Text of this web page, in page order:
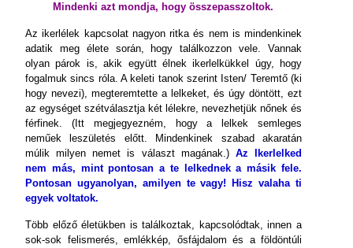
Mindenki azt mondja, hogy összepasszoltok.
Az ikerlélek kapcsolat nagyon ritka és nem is mindenkinek
adatik meg élete során, hogy találkozzon vele. Vannak
olyan párok is, akik együtt élnek ikerlelkükkel úgy, hogy
fogalmuk sincs róla. A keleti tanok szerint Isten/ Teremtő (ki
hogy nevezi), megteremtette a lelkeket, és úgy döntött, ezt
az egységet szétválasztja két lélekre, nevezhetjük nőnek és
férfinek. (Itt megjegyezném, hogy a lelkek semleges
neműek leszületés előtt. Mindenkinek szabad akaratán
múlik milyen nemet is választ magának.) Az Ikerlelked
nem más, mint pontosan a te lelkednek a másik fele.
Pontosan ugyanolyan, amilyen te vagy! Hisz valaha ti
egyek voltatok.
Több előző életükben is találkoztak, kapcsolódtak, innen a
sok-sok felismerés, emlékkép, ősfájdalom és a földöntúli